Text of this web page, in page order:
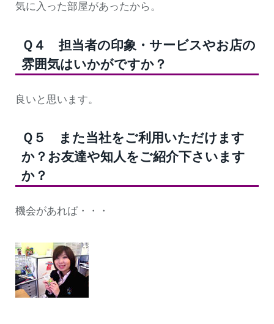
気に入った部屋があったから。
Ｑ４ 担当者の印象・サービスやお店の
雰囲気はいかがですか？
良いと思います。
Ｑ５ また当社をご利用いただけます
か？お友達や知人をご紹介下さいます
か？
機会があれば・・・